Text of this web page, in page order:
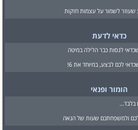
שעוזר לשמור על עצמות חזקות
כדאי לדעת
הומור ופנאי
בלבד...
ולמשפחתכם שעות של הנאה